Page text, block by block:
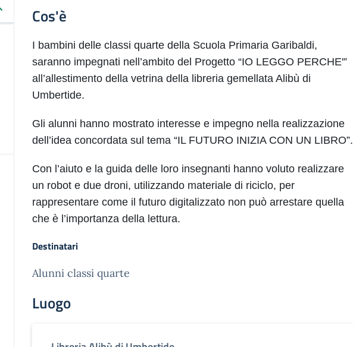
Cos'è
I bambini delle classi quarte della Scuola Primaria Garibaldi,
saranno impegnati nell’ambito del Progetto “IO LEGGO PERCHE'”
all’allestimento della vetrina della libreria gemellata Alibù di
Umbertide.
Gli alunni hanno mostrato interesse e impegno nella realizzazione
dell’idea concordata sul tema “IL FUTURO INIZIA CON UN LIBRO”.
Con l’aiuto e la guida delle loro insegnanti hanno voluto realizzare
un robot e due droni, utilizzando materiale di riciclo, per
rappresentare come il futuro digitalizzato non può arrestare quella
che è l’importanza della lettura.
Destinatari
Alunni classi quarte
Luogo